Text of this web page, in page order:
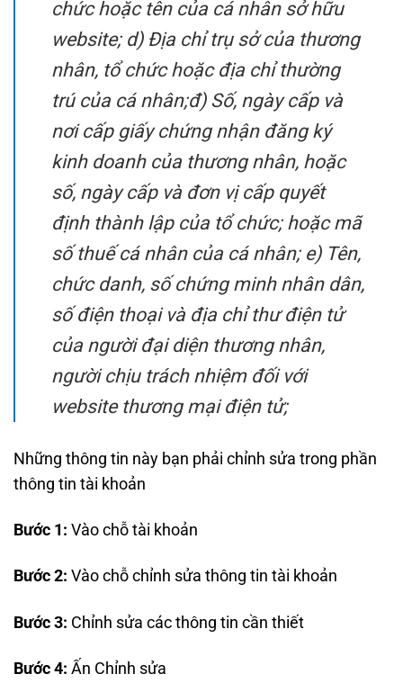
chức hoặc tên của cá nhân sở hữu
website; d) Địa chỉ trụ sở của thương
nhân, tổ chức hoặc địa chỉ thường
trú của cá nhân;đ) Số, ngày cấp và
nơi cấp giấy chứng nhận đăng ký
kinh doanh của thương nhân, hoặc
số, ngày cấp và đơn vị cấp quyết
định thành lập của tổ chức; hoặc mã
số thuế cá nhân của cá nhân; e) Tên,
chức danh, số chứng minh nhân dân,
số điện thoại và địa chỉ thư điện tử
của người đại diện thương nhân,
người chịu trách nhiệm đối với
website thương mại điện tử;
Những thông tin này bạn phải chỉnh sửa trong phần
thông tin tài khoản
Bước 1: Vào chỗ tài khoản
Bước 2: Vào chỗ chỉnh sửa thông tin tài khoản
Bước 3: Chỉnh sửa các thông tin cần thiết
Bước 4: Ấn Chỉnh sửa